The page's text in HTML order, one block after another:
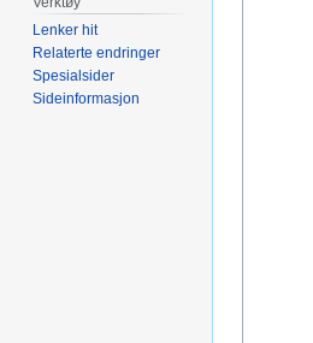
Lenker hit
Relaterte endringer
Spesialsider
Sideinformasjon